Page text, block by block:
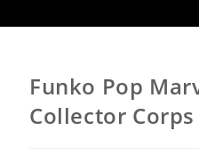
Funko Pop
Collector Corps